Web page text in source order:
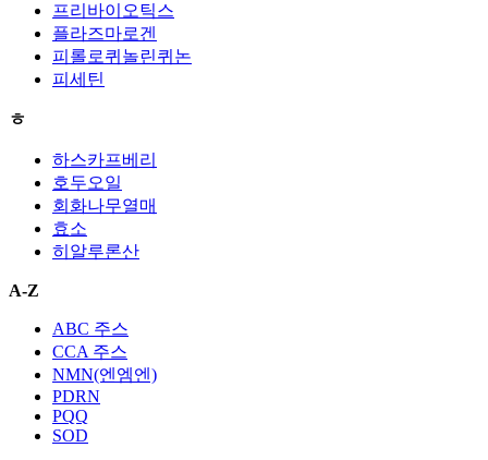
프리바이오틱스
플라즈마로겐
피롤로퀴놀린퀴논
피세틴
ㅎ
하스카프베리
호두오일
회화나무열매
효소
히알루론산
A-Z
ABC 주스
CCA 주스
NMN(엔엠엔)
PDRN
PQQ
SOD